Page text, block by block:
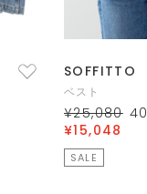
SOFFITTO
ベスト
¥25,080 40
¥15,048
SALE